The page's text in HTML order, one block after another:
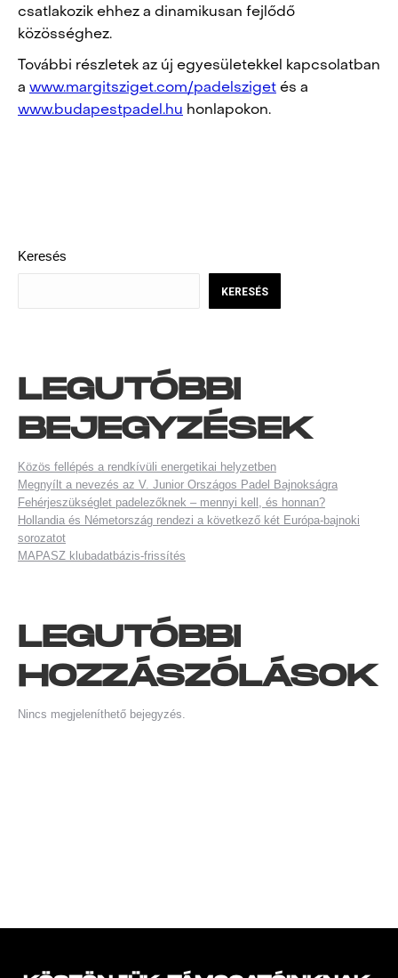
csatlakozik ehhez a dinamikusan fejlődő
közösséghez.
További részletek az új egyesületekkel kapcsolatban
a www.margitsziget.com/padelsziget és a
www.budapestpadel.hu honlapokon.
Keresés
KERESÉS
LEGUTÓBBI
BEJEGYZÉSEK
Közös fellépés a rendkívüli energetikai helyzetben
Megnyílt a nevezés az V. Junior Országos Padel Bajnokságra
Fehérjeszükséglet padelezőknek – mennyi kell, és honnan?
Hollandia és Németország rendezi a következő két Európa-bajnoki
sorozatot
MAPASZ klubadatbázis-frissítés
LEGUTÓBBI
HOZZÁSZÓLÁSOK
Nincs megjeleníthető bejegyzés.